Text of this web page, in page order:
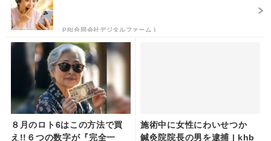
PR(合同会社デジタルファーム )
８月のロト6はこの方法で買
え!!６つの数字が『完全一
施術中に女性にわいせつか
鍼灸院院長の男を逮捕 | khb